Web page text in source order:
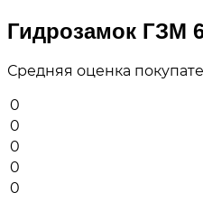
Гидрозамок ГЗМ
Средняя оценка
0
0
0
0
0